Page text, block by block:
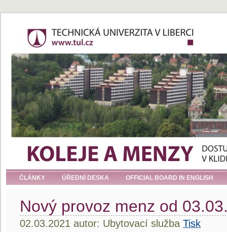
ČLÁNKY ÚŘEDNÍ DESKA OFFICIAL BOARD IN ENGLISH
Nový provoz menz od
02.03.2021 autor: Ubytovací služba Tisk